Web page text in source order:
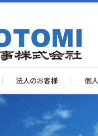
法人のお客様 個